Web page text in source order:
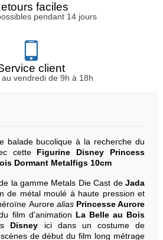
faciles
pendant 14 jours
client
au vendredi de 9h à 18h
balade bucolique à la recherche du
cetteFigurine Disney Princess
Dormant Metalfigs 10cm
la gamme Metals Die Cast deJada
de métal moulé à haute pression et
Aurore alias Princesse Aurore
film d'animation La Belle au Bois
Disney ici dans un costume de
de début du film long métrage